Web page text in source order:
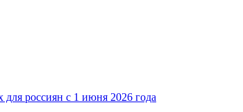
россиян с 1 июня 2026 года